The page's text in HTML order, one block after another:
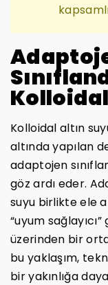
Kolloidal altın
altında yapılan
adaptojen
göz ardı eder.
suyu birlikte ele
“uyum
üzerinden bir
bu yaklaşım,
bir yakınlığa